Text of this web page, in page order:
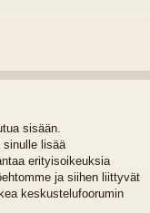
sisään.
sinulle lisää
erityisoikeuksia
ja siihen liittyvät
keskustelufoorumin